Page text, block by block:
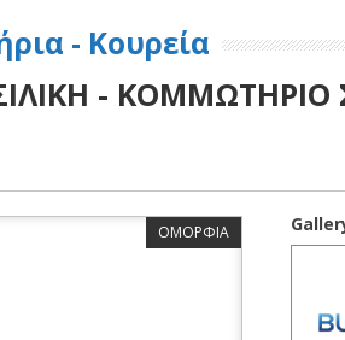
- Κουρεία
- ΚΟΜΜΩΤΗΡΙΟ
ΟΜΟΡΦΙΑ